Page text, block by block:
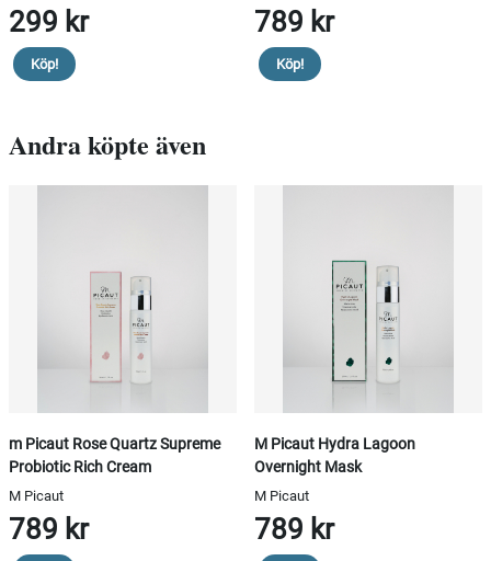
299 kr
Köp!
789 kr
Köp!
Andra köpte även
m Picaut Rose Quartz Supreme
Probiotic Rich Cream
M Picaut
789 kr
M Picaut Hydra Lagoon
Overnight Mask
M Picaut
789 kr